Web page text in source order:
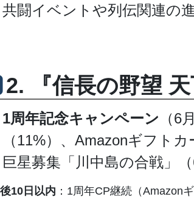
共闘イベントや列伝関連の
2. 『信長の野望
1周年記念キャンペーン （6
（11%）、Amazonギフト
巨星募集「川中島の合戦」
10日以内 ：1周年CP継続（Amazon